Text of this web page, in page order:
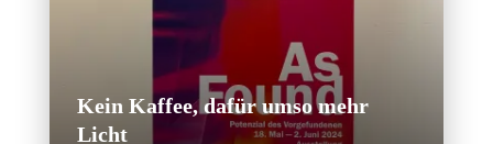
Kein Kaffee, dafür umso mehr
Licht